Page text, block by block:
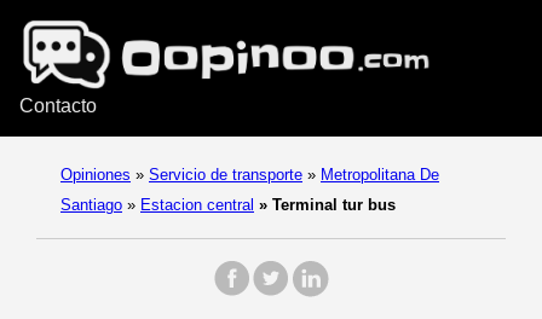
Contacto
Opiniones » Servicio de transporte » Metropolitana De
Santiago » Estacion central » Terminal tur bus